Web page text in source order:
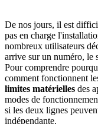
De nos jours, il est
pas en charge
nombreux utilisateurs
arrive sur un numéro, le
Pour comprendre
comment fonctionnent
limites matérielles des
modes de
si les deux lignes
indépendante.